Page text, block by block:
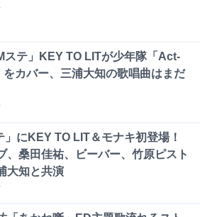
ステ」KEY TO LITが少年隊「Act-
カバー、三浦大知の歌唱曲はまだ
」にKEY TO LIT＆モナキ初登場！
、桑田佳祐、ビーバー、竹原ピスト
大知と共演